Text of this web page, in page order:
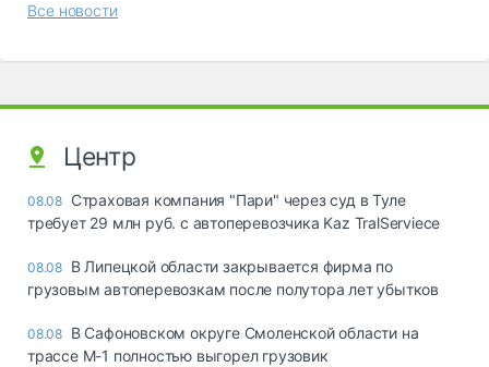
Все новости
Центр
08.08 Страховая компания "Пари" через суд в Туле
требует 29 млн руб. с автоперевозчика Kaz TralServiece
08.08 В Липецкой области закрывается фирма по
грузовым автоперевозкам после полутора лет убытков
08.08 В Сафоновском округе Смоленской области на
трассе М-1 полностью выгорел грузовик